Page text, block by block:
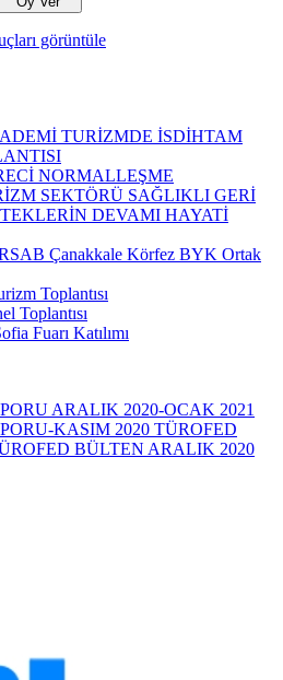
görüntüle
TURİZMDE İSDİHTAM
NORMALLEŞME
SEKTÖRÜ SAĞLIKLI GERİ
DEVAMI HAYATİ
Çanakkale Körfez BYK Ortak
Toplantısı
Toplantısı
Fuarı Katılımı
ARALIK 2020-OCAK 2021
KASIM 2020 TÜROFED
BÜLTEN ARALIK 2020